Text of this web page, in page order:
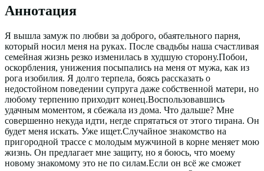
Аннотация
Я вышла замуж по любви за доброго, обаятельного парня,
который носил меня на руках. После свадьбы наша счастливая
семейная жизнь резко изменилась в худшую сторону.Побои,
оскорбления, унижения посыпались на меня от мужа, как из
рога изобилия. Я долго терпела, боясь рассказать о
недостойном поведении супруга даже собственной матери, но
любому терпению приходит конец.Воспользовавшись
удачным моментом, я сбежала из дома. Что дальше? Мне
совершенно некуда идти, негде спрятаться от этого тирана. Он
будет меня искать. Уже ищет.Случайное знакомство на
пригородной трассе с молодым мужчиной в корне меняет мою
жизнь. Он предлагает мне защиту, но я боюсь, что моему
новому знакомому это не по силам.Если он всё же сможет